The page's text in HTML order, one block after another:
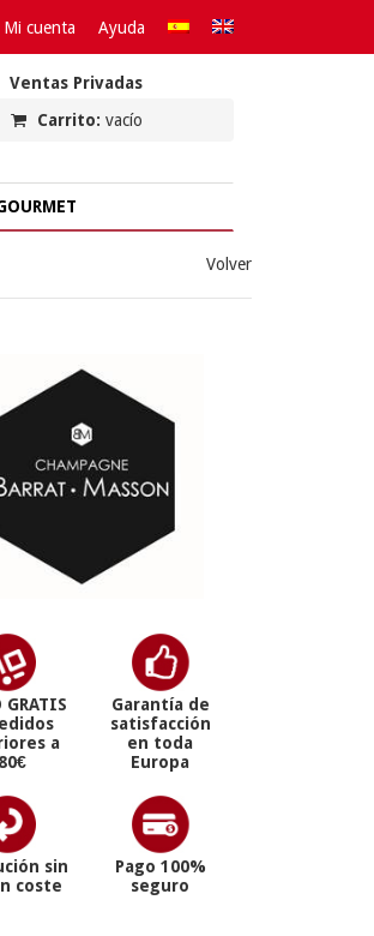
Mi cuenta Ayuda
Ventas Privadas
Carrito: vacío
Volver
GRATIS
a
Garantía de
satisfacción
en toda
Europa
sin
coste
Pago 100%
seguro